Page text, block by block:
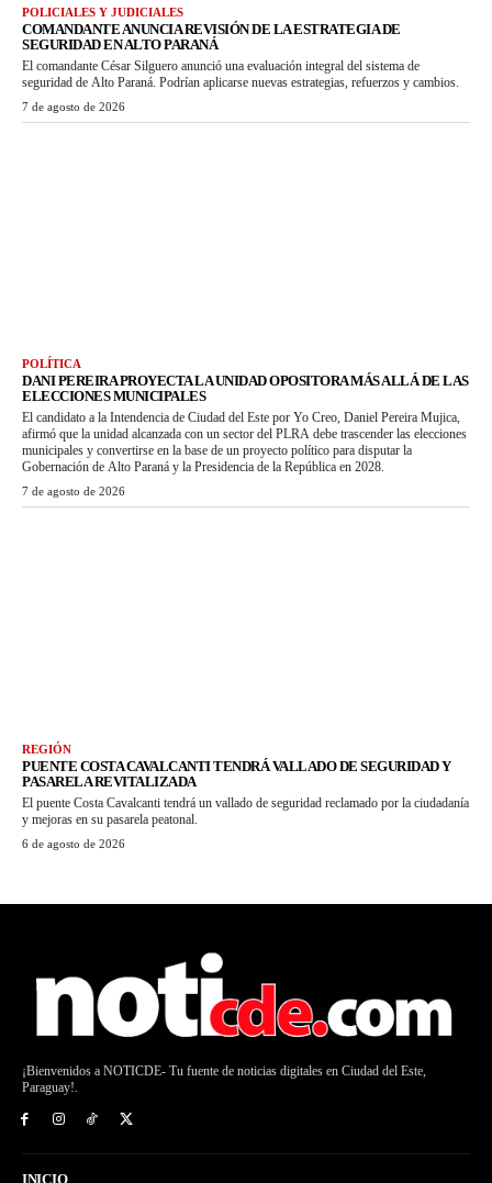
POLICIALES Y JUDICIALES
COMANDANTE ANUNCIA REVISIÓN DE LA ESTRATEGIA DE
SEGURIDAD EN ALTO PARANÁ
El comandante César Silguero anunció una evaluación integral del sistema de
seguridad de Alto Paraná. Podrían aplicarse nuevas estrategias, refuerzos y cambios.
7 de agosto de 2026
POLÍTICA
DANI PEREIRA PROYECTA LA UNIDAD OPOSITORA MÁS ALLÁ DE LAS
ELECCIONES MUNICIPALES
El candidato a la Intendencia de Ciudad del Este por Yo Creo, Daniel Pereira Mujica,
afirmó que la unidad alcanzada con un sector del PLRA debe trascender las elecciones
municipales y convertirse en la base de un proyecto político para disputar la
Gobernación de Alto Paraná y la Presidencia de la República en 2028.
7 de agosto de 2026
REGIÓN
PUENTE COSTA CAVALCANTI TENDRÁ VALLADO DE SEGURIDAD Y
PASARELA REVITALIZADA
El puente Costa Cavalcanti tendrá un vallado de seguridad reclamado por la ciudadanía
y mejoras en su pasarela peatonal.
6 de agosto de 2026
¡Bienvenidos a NOTICDE- Tu fuente de noticias digitales en Ciudad del Este,
Paraguay!.
INICIO